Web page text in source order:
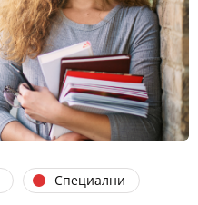
Специални